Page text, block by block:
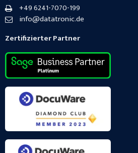
+49 6241-7070-199
info@datatronic.de
Zertifizierter Partner